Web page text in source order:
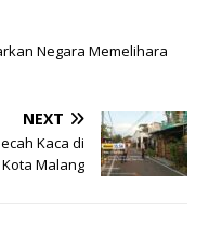
Negara Memelihara
NEXT
Kaca di
Malang